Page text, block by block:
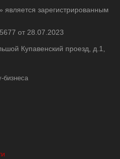
зарегистрированным
от 28.07.2023
Купавенский проезд, д.1,
бизнеса